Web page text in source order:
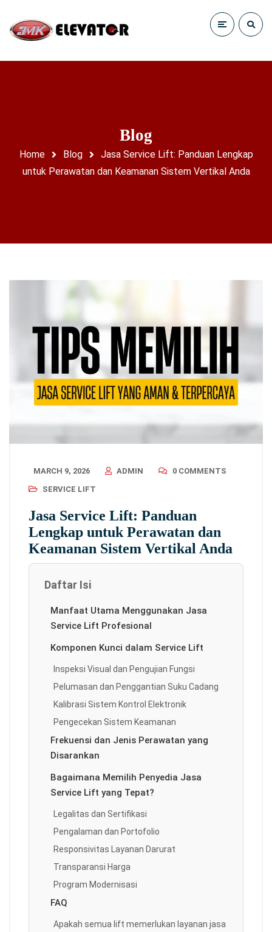
Blog
Home Blog
Jasa Service Lift: Panduan Lengkap
untuk Perawatan dan Keamanan Sistem Vertikal Anda
MARCH 9, 2026 ADMIN
0 COMMENTS
SERVICE LIFT
Jasa Service Lift: Panduan
Lengkap untuk Perawatan dan
Keamanan Sistem Vertikal Anda
Daftar Isi
Manfaat Utama Menggunakan Jasa
Service Lift Profesional
Komponen Kunci dalam Service Lift
Inspeksi Visual dan Pengujian Fungsi
Pelumasan dan Penggantian Suku Cadang
Kalibrasi Sistem Kontrol Elektronik
Pengecekan Sistem Keamanan
Frekuensi dan Jenis Perawatan yang
Disarankan
Bagaimana Memilih Penyedia Jasa
Service Lift yang Tepat?
Legalitas dan Sertifikasi
Pengalaman dan Portofolio
Responsivitas Layanan Darurat
Transparansi Harga
Program Modernisasi
FAQ
Apakah semua lift memerlukan layanan jasa